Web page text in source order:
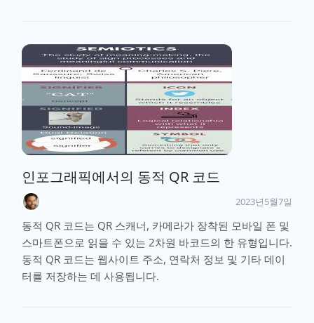
인포그래픽에서의 동적 QR 코드
2023년5월7일
동적 QR 코드는 QR 스캐너, 카메라가 장착된 모바일 폰 및
스마트폰으로 읽을 수 있는 2차원 바코드의 한 유형입니다.
동적 QR 코드는 웹사이트 주소, 연락처 정보 및 기타 데이
터를 저장하는 데 사용됩니다.